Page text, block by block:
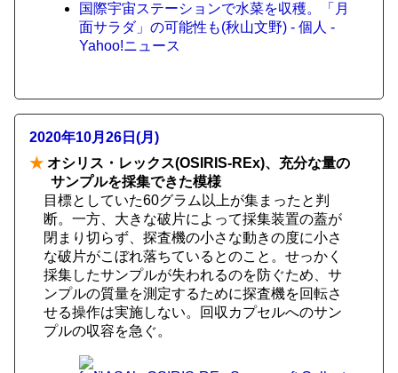
国際宇宙ステーションで水菜を収穫。「月
面サラダ」の可能性も(秋山文野) - 個人 -
Yahoo!ニュース
2020年10月26日(月)
★ オシリス・レックス(OSIRIS-REx)、充分な量の
サンプルを採集できた模様
目標としていた60グラム以上が集まったと判
断。一方、大きな破片によって採集装置の蓋が
閉まり切らず、探査機の小さな動きの度に小さ
な破片がこぼれ落ちているとのこと。せっかく
採集したサンプルが失われるのを防ぐため、サ
ンプルの質量を測定するために探査機を回転さ
せる操作は実施しない。回収カプセルへのサン
プルの収容を急ぐ。